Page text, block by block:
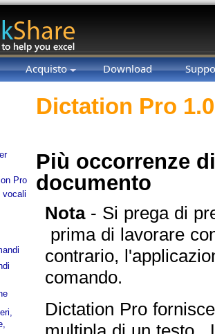
Acquisto Download
Pro
vocali
Dictation Pro
Più occorrenze
documento
Nota- Si prega di
prima di lavorare
contrario,
comando.
Dictation Pro